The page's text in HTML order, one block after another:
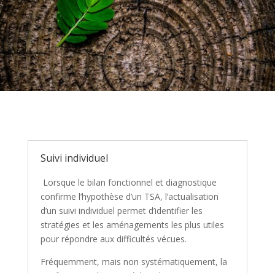
Suivi individuel
Lorsque le bilan fonctionnel et diagnostique
confirme l’hypothèse d’un TSA, l’actualisation
d’un suivi individuel permet d’identifier les
stratégies et les aménagements les plus utiles
pour répondre aux difficultés vécues.
Fréquemment, mais non systématiquement, la